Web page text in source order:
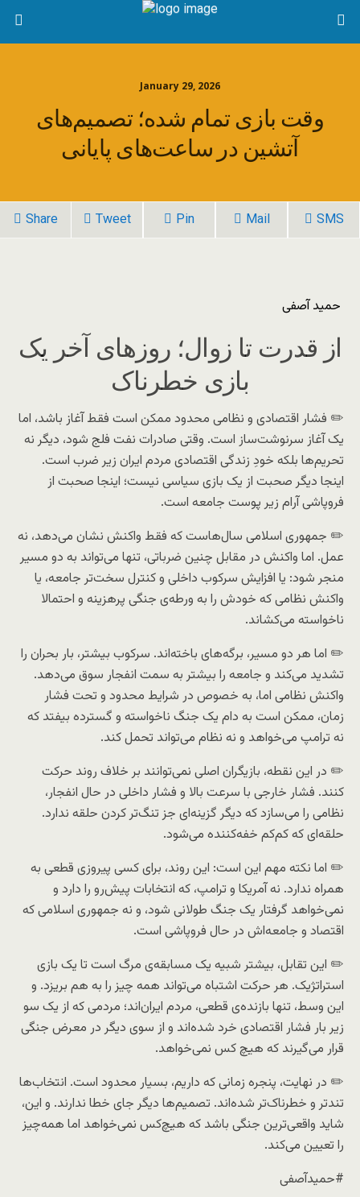
January 29, 2026
وقت بازی تمام شده؛ تصمیم‌های
آتشین در ساعت‌های پایانی
Share Tweet Pin Mail SMS
حمید آصفی
از قدرت تا زوال؛ روزهای آخر یک
بازی خطرناک
✏️ فشار اقتصادی و نظامی محدود ممکن است فقط آغاز باشد، اما
یک آغاز سرنوشت‌ساز است. وقتی صادرات نفت فلج شود، دیگر نه
تحریم‌ها بلکه خودِ زندگی اقتصادی مردم ایران زیر ضرب است.
اینجا دیگر صحبت از یک بازی سیاسی نیست؛ اینجا صحبت از
فروپاشی آرام زیر پوست جامعه است.
✏️ جمهوری اسلامی سال‌هاست که فقط واکنش نشان می‌دهد، نه
عمل. اما واکنش در مقابل چنین ضرباتی، تنها می‌تواند به دو مسیر
منجر شود: یا افزایش سرکوب داخلی و کنترل سخت‌تر جامعه، یا
واکنش نظامی که خودش را به ورطه‌ی جنگی پرهزینه و احتمالا
ناخواسته می‌کشاند.
✏️ اما هر دو مسیر، برگه‌های باخته‌اند. سرکوب بیشتر، بار بحران را
تشدید می‌کند و جامعه را بیشتر به سمت انفجار سوق می‌دهد.
واکنش نظامی اما، به خصوص در شرایط محدود و تحت فشار
زمان، ممکن است به دام یک جنگ ناخواسته و گسترده بیفتد که
نه ترامپ می‌خواهد و نه نظام می‌تواند تحمل کند.
✏️ در این نقطه، بازیگران اصلی نمی‌توانند بر خلاف روند حرکت
کنند. فشار خارجی با سرعت بالا و فشار داخلی در حال انفجار،
نظامی را می‌سازد که دیگر گزینه‌ای جز تنگ‌تر کردن حلقه ندارد.
حلقه‌ای که کم‌کم خفه‌کننده می‌شود.
✏️ اما نکته مهم این است: این روند، برای کسی پیروزی قطعی به
همراه ندارد. نه آمریکا و ترامپ، که انتخابات پیش‌رو را دارد و
نمی‌خواهد گرفتار یک جنگ طولانی شود، و نه جمهوری اسلامی که
اقتصاد و جامعه‌اش در حال فروپاشی است.
✏️ این تقابل، بیشتر شبیه یک مسابقه‌ی مرگ است تا یک بازی
استراتژیک. هر حرکت اشتباه می‌تواند همه چیز را به هم بریزد. و
این وسط، تنها بازنده‌ی قطعی، مردم ایران‌اند؛ مردمی که از یک سو
زیر بار فشار اقتصادی خرد شده‌اند و از سوی دیگر در معرض جنگی
قرار می‌گیرند که هیچ کس نمی‌خواهد.
✏️ در نهایت، پنجره زمانی که داریم، بسیار محدود است. انتخاب‌ها
تندتر و خطرناک‌تر شده‌اند. تصمیم‌ها دیگر جای خطا ندارند. و این،
شاید واقعی‌ترین جنگی باشد که هیچ‌کس نمی‌خواهد اما همه‌چیز
را تعیین می‌کند.
#حمیدآصفی